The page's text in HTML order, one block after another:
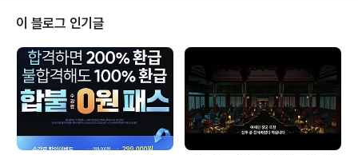
왓챠아무도 없는 역에서 나홀로 버스킹을 하는 것이 유일
한 취미인 소녀 카오루. 어느 날, 평범한 소년 코지를 만나
사랑에 빠지지만, 자신의 몸에 이상이 생긴 것을 깨닫고 코
지를 떠나기로 결심한watcha.com 우리나라 드라마에서
도 리메이크 했구나 https://www.you..
이 블로그 인기글